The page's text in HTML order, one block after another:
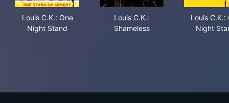
Louis C.K.: One
Night Stand
Louis C.K.:
Shameless
Louis C.K.:
Night